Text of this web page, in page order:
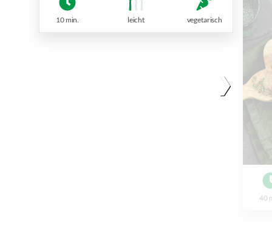
10 min. leicht vegetarisch
40